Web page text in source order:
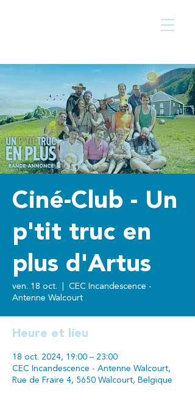
Ciné-Club - Un
p'tit truc en
plus d'Artus
ven. 18 oct.
CEC Incandescence -
Antenne Walcourt
Heure et lieu
18 oct. 2024, 19:00 – 23:00
CEC Incandescence - Antenne Walcourt,
Rue de Fraire 4, 5650 Walcourt, Belgique